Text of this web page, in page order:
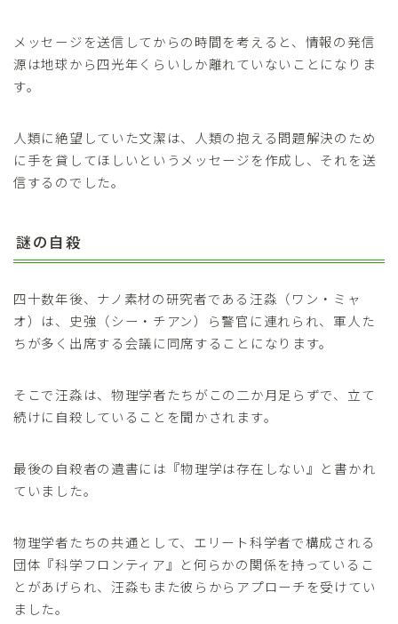
メッセージを送信してからの時間を考えると、情報の発信
源は地球から四光年くらいしか離れていないことになりま
す。
人類に絶望していた文潔は、人類の抱える問題解決のため
に手を貸してほしいというメッセージを作成し、それを送
信するのでした。
謎の自殺
四十数年後、ナノ素材の研究者である汪淼（ワン・ミャ
オ）は、史強（シー・チアン）ら警官に連れられ、軍人た
ちが多く出席する会議に同席することになります。
そこで汪淼は、物理学者たちがこの二か月足らずで、立て
続けに自殺していることを聞かされます。
最後の自殺者の遺書には『物理学は存在しない』と書かれ
ていました。
物理学者たちの共通として、エリート科学者で構成される
団体『科学フロンティア』と何らかの関係を持っているこ
とがあげられ、汪淼もまた彼らからアプローチを受けてい
ました。